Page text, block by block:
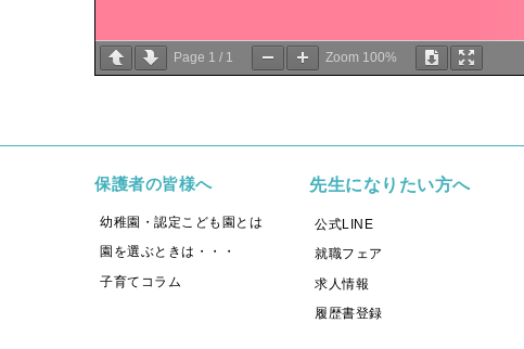
Page 1 / 1 Zoom 100%
保護者の皆様へ
幼稚園・認定こども園とは
園を選ぶときは・・・
子育てコラム
先生になりたい方へ
公式LINE
就職フェア
求人情報
履歴書登録